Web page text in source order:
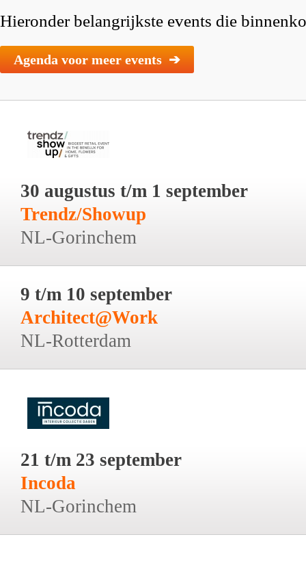
Hieronder belangrijkste events die
Agenda voor meer events ➔
30 augustus t/m 1 september
Trendz/Showup
NL-Gorinchem
9 t/m 10 september
Architect@Work
NL-Rotterdam
21 t/m 23 september
Incoda
NL-Gorinchem